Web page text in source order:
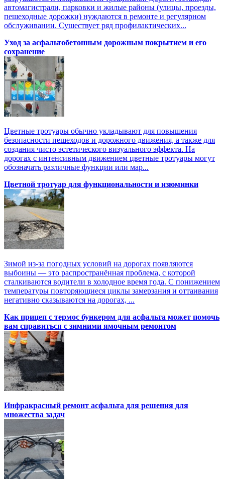
автомагистрали, парковки и жилые районы (улицы, проезды,
пешеходные дорожки) нуждаются в ремонте и регулярном
обслуживании. Существует ряд профилактических...
Уход за асфальтобетонным дорожным покрытием и его
сохранение
Цветные тротуары обычно укладывают для повышения
безопасности пешеходов и дорожного движения, а также для
создания чисто эстетического визуального эффекта. На
дорогах с интенсивным движением цветные тротуары могут
обозначать различные функции или мар...
Цветной тротуар для функциональности и изюминки
Зимой из-за погодных условий на дорогах появляются
выбоины — это распространённая проблема, с которой
сталкиваются водители в холодное время года. С понижением
температуры повторяющиеся циклы замерзания и оттаивания
негативно сказываются на дорогах, ...
Как прицеп с термоc бункером для асфальта может помочь
вам справиться с зимними ямочным ремонтом
Инфракрасный ремонт асфальта для решения для
множества задач